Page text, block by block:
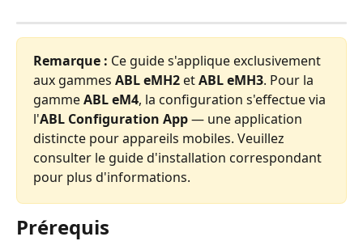
Remarque : Ce guide s'applique exclusivement
aux gammes ABL eMH2 et ABL eMH3. Pour la
gamme ABL eM4, la configuration s'effectue via
l'ABL Configuration App — une application
distincte pour appareils mobiles. Veuillez
consulter le guide d'installation correspondant
pour plus d'informations.
Prérequis